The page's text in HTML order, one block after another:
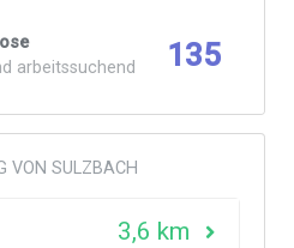
arbeitssuchend
135
VON SULZBACH
3,6 km